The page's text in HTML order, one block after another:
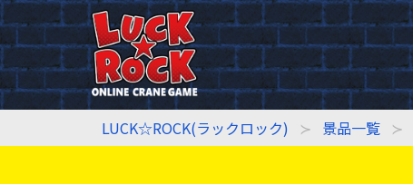
LUCK☆ROCK(ラックロック) 景品一覧